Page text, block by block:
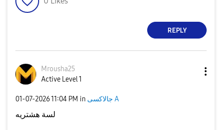
REPLY
Mrousha25
Active Level 1
‎01-07-202611:04 PM in جالاكسى A
لسة هشتريه